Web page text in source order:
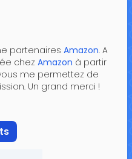
partenaires Amazon. A
chez Amazon à partir
me permettez de
Un grand merci !